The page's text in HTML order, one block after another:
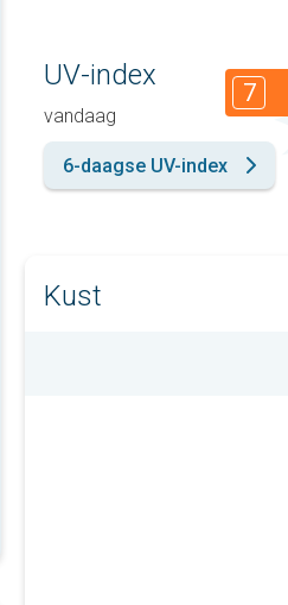
UV-index
vandaag
7
6-daagse UV-index
Kust